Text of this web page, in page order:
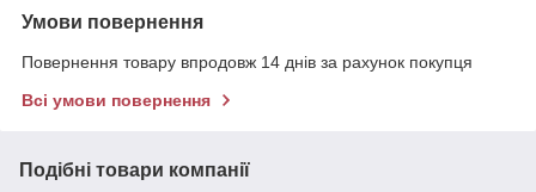
Умови повернення
Повернення товару впродовж 14 днів за рахунок покупця
Всі умови повернення
Подібні товари компанії